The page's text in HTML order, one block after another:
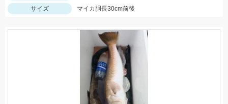
サイズ
マイカ胴長30cm前後